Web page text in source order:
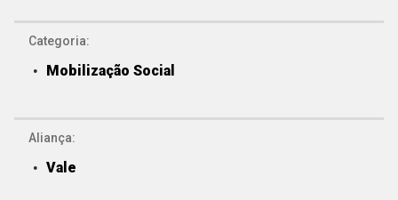
Categoria:
Mobilização Social
Aliança:
Vale